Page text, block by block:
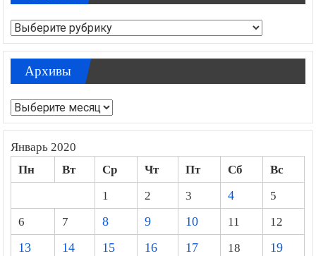
Рубрики
Архивы
Архивы
Январь 2020
Пн Вт Ср Чт Пт Сб
Вс
1
2 3 4
5
6
7 8 9 10 11
12
13
14 15 16 17 18
19